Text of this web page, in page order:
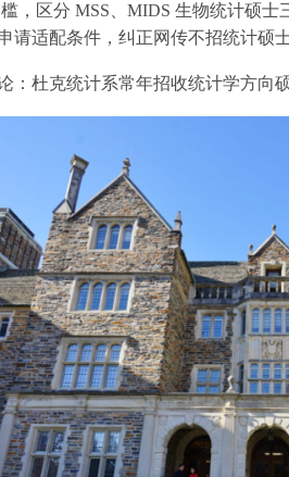
，区分 MSS、MIDS 生物统计硕
请适配条件，纠正网传不招统计硕
杜克统计系常年招收统计学方向